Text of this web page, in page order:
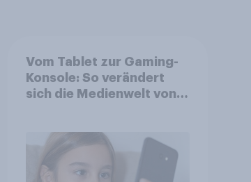
Vom Tablet zur Gaming-
Konsole: So verändert
sich die Medienwelt von